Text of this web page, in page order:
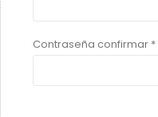
Contraseña confirmar *